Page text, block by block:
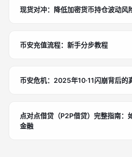
现货对冲：降低加密货币持仓波动风
币安充值流程：新手分步教程
币安危机：2025年10·11闪崩背后的
点对点借贷（P2P借贷）完整指南：
金融